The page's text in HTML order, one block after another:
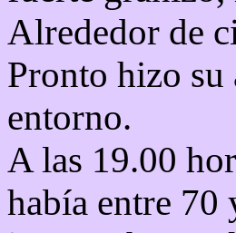
Alrededor de
Pronto hizo
entorno.
A las 19.00
había entre 70